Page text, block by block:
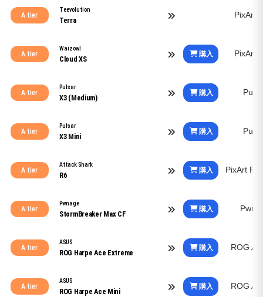
A tier
Teevolution
Terra
PixArt
A tier
Waizowl
Cloud XS
購入 PixArt
A tier
Pulsar
X3 (Medium)
購入
A tier
Pulsar
X3 Mini
購入
A tier
Attack Shark
R6
購入 PixArt
A tier
Pwnage
StormBreaker Max CF
購入
A tier
ASUS
ROG Harpe Ace Extreme
購入 ROG
A tier
ASUS
ROG Harpe Ace Mini
購入 ROG